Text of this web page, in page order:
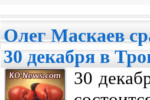
Олег Маскаев
30 декабря в
30